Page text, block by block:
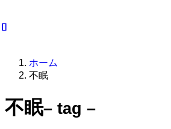
ホーム
不眠
不眠– tag –